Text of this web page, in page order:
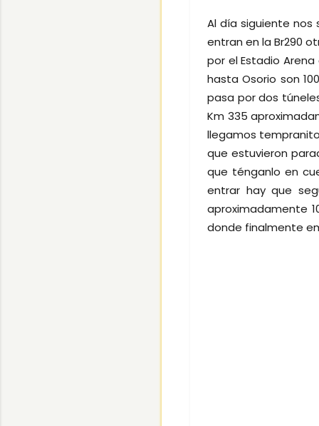
Al día siguiente nos
entran en la Br290
por el Estadio
hasta Osorio son
pasa por dos
Km 335
llegamos
que estuvieron
que ténganlo en
entrar hay que
aproximadamente
donde finalmente